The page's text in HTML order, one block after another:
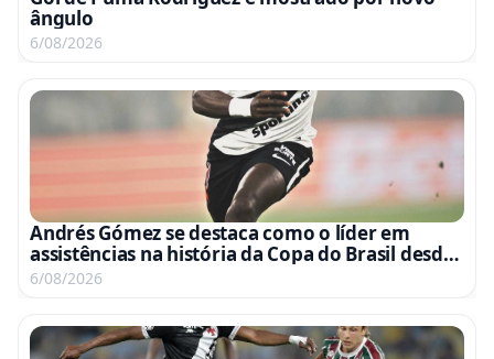
ângulo
6/08/2026
Andrés Gómez se destaca como o líder em
assistências na história da Copa do Brasil desde
sua estreia
6/08/2026